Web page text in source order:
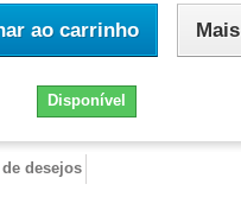
ao carrinho Mais
Disponível
desejos